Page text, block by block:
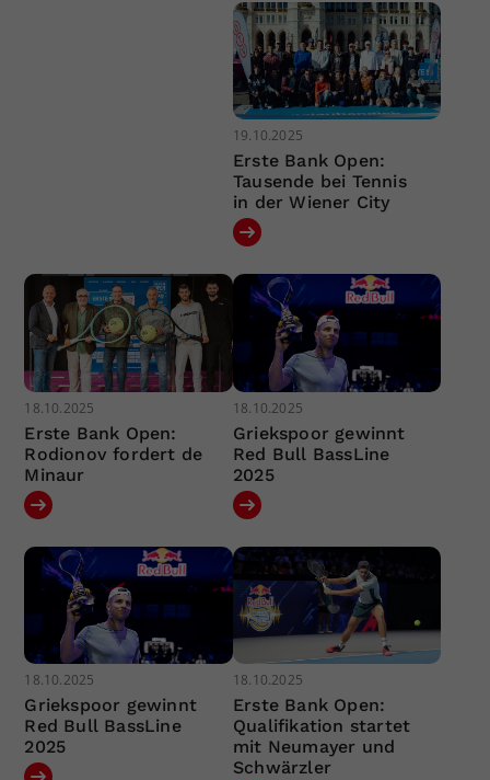
19.10.2025
Erste Bank Open:
Tausende bei Tennis
in der Wiener City
18.10.2025
Erste Bank Open:
Rodionov fordert de
Minaur
18.10.2025
Griekspoor gewinnt
Red Bull BassLine
2025
18.10.2025
Griekspoor gewinnt
Red Bull BassLine
2025
18.10.2025
Erste Bank Open:
Qualifikation startet
mit Neumayer und
Schwärzler